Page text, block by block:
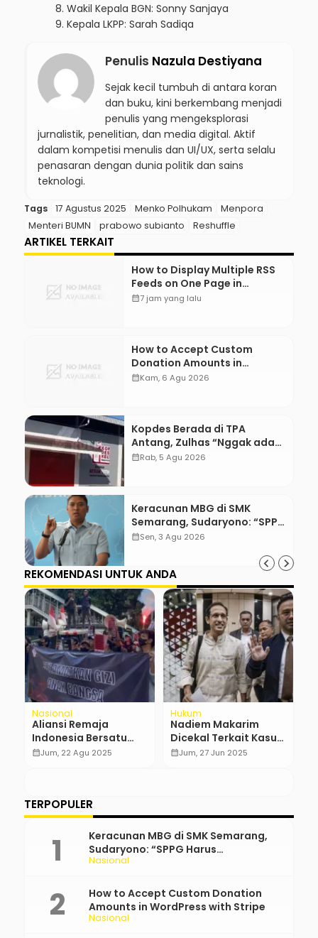
Wakil Kepala BGN: Sonny Sanjaya
Kepala LKPP: Sarah Sadiqa
Penulis Nazula Destiyana
Sejak kecil tumbuh di antara koran
dan buku, kini berkembang menjadi
penulis yang mengeksplorasi
jurnalistik, penelitian, dan media digital. Aktif
dalam kompetisi menulis dan UI/UX, serta selalu
penasaran dengan dunia politik dan sains
teknologi.
Tags 17 Agustus 2025 Menko Polhukam
Menpora
Menteri BUMN
prabowo subianto Reshuffle
ARTIKEL TERKAIT
How to Display Multiple RSS
Feeds on One Page in
WordPress
calendar_month7 jam yang lalu
How to Accept Custom
Donation Amounts in
WordPress with Stripe
calendar_monthKam, 6 Agu 2026
Kopdes Berada di TPA
Antang, Zulhas “Nggak ada
Lahan!”
calendar_monthRab, 5 Agu 2026
Keracunan MBG di SMK
Semarang, Sudaryono: “SPPG
Harus Bertanggung Jawab!”
calendar_monthSen, 3 Agu 2026
REKOMENDASI UNTUK ANDA
Nasional
Aliansi Remaja
Indonesia Bersatu
Desak Reformasi
calendar_monthJum, 22 Agu 2025
Hukum
Nadiem Makarim
Dicekal Terkait Kasus
Korupsi
calendar_monthJum, 27 Jun 2025
TERPOPULER
Nasional
Keracunan MBG di SMK Semarang,
Sudaryono: “SPPG Harus
Bertanggung Jawab!”
Nasional
How to Accept Custom Donation
Amounts in WordPress with Stripe